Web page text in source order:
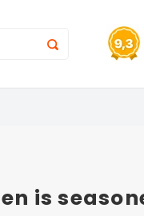
is